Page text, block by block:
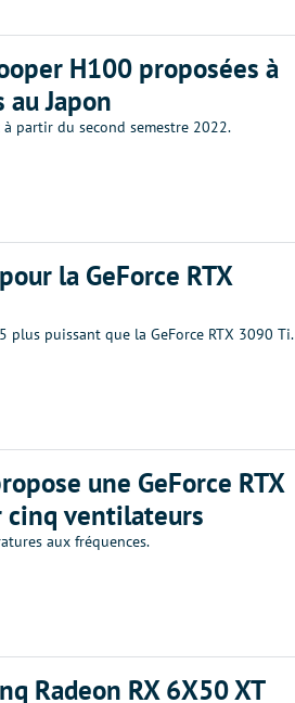
H100 proposées à
Japon
partir du second semestre 2022.
la GeForce RTX
puissant que la GeForce RTX 3090 Ti.
une GeForce RTX
ventilateurs
aux fréquences.
Radeon RX 6X50 XT